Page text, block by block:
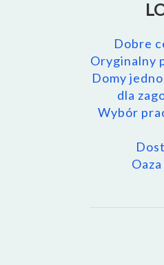
Dobre
Oryginalny
Domy
dla
Wybór